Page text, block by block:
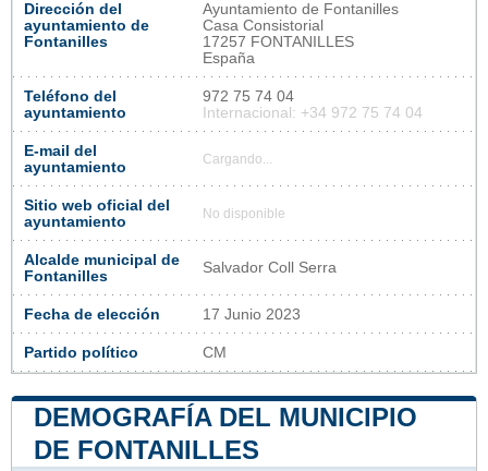
Dirección del
ayuntamiento de
Fontanilles
Ayuntamiento de Fontanilles
Casa Consistorial
17257 FONTANILLES
España
Teléfono del
ayuntamiento
972 75 74 04
Internacional: +34 972 75 74 04
E-mail del
ayuntamiento
Cargando...
Sitio web oficial del
ayuntamiento
No disponible
Alcalde municipal de
Fontanilles
Salvador Coll Serra
Fecha de elección 17 Junio 2023
Partido político CM
DEMOGRAFÍA DEL MUNICIPIO
DE FONTANILLES